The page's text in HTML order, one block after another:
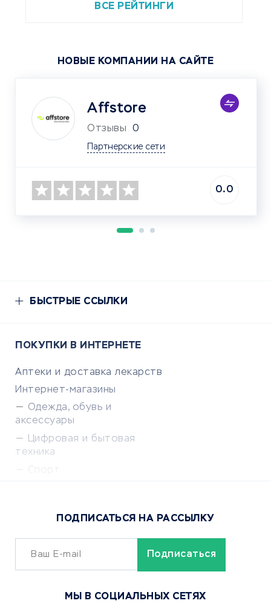
ВСЕ РЕЙТИНГИ
НОВЫЕ КОМПАНИИ НА САЙТЕ
Affstore
Отзывы 0
Партнерские сети
0.0
БЫСТРЫЕ ССЫЛКИ
ПОКУПКИ В ИНТЕРНЕТЕ
Аптеки и доставка лекарств
Интернет-магазины
Одежда, обувь и
аксессуары
Цифровая и бытовая
техника
Сервисы доставки
ОБУЧЕНИЕ И РАБОТА
ПОДПИСАТЬСЯ НА РАССЫЛКУ
МЫ В СОЦИАЛЬНЫХ СЕТЯХ